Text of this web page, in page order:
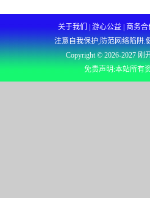
关于我们 | 游心公益 | 商务
注意自我保护,防范网络陷阱.
Copyright © 2026-2027刚
免责声明:本站所有